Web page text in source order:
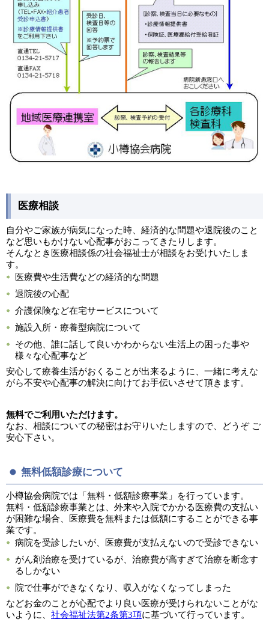
医療相談
自分やご家族が病気になった時、経済的な問題や退院後のこと
など思いもかけない心配事がおこってきたりします。
そんなとき医療相談係の社会福祉士が相談をお受けいたしま
す。
医療費や生活費などの経済的な問題
退院後の心配
介護保険など在宅サービスについて
施設入所・療養型病院について
その他、誰に話して良いかわからない生活上の困った事や
様々な心配事など
安心して療養生活がおくることが出来るように、一緒に考えな
がら不安や心配事の解決に向けてお手伝いさせて頂きます。
無料でご利用いただけます。
なお、相談についての秘密はお守りいたしますので、どうぞ ご
安心下さい。
無料低額診療について
小樽協会病院では「無料・低額診療事業」を行っています。
無料・低額診療事業とは、外来や入院でかかる医療費の支払い
が困難な場合、医療費を無料または低額にすることができる事
業です。
病院を受診したいが、医療費が支払えないので受診できない
がん剤治療を受けているが、治療費が高すぎて治療を断念す
るしかない
院で仕事ができなくなり、収入がなくなってしまった
などお金のことが心配でより良い医療が受けられないことがな
いように、 社会福祉法第2条第3項に基づいて行っています。